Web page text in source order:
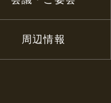
周辺情報